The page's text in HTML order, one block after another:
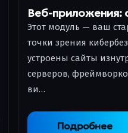
Веб-приложения:
Этот модуль — ваш
точки зрения
устроены сайты
серверов,
ви…
Подробнее